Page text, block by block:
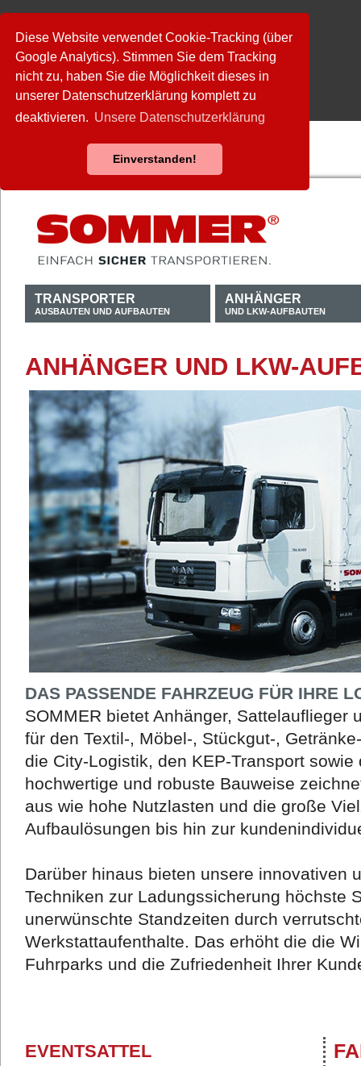
Diese Website verwendet Cookie-Tracking (über
Google Analytics). Stimmen Sie dem Tracking
nicht zu, haben Sie die Möglichkeit dieses in
unserer Datenschutzerklärung komplett zu
deaktivieren. Unsere Datenschutzerklärung
Einverstanden!
TRANSPORTER
AUSBAUTEN UND AUFBAUTEN
ANHÄNGER
UND LKW-AUFBAUTEN
ANHÄNGER UND LKW-
DAS PASSENDE FAHRZEUG FÜR IHRE
SOMMER bietet Anhänger, Sattelauflieger
für den Textil-, Möbel-, Stückgut-,
die City-Logistik, den KEP-Transport
hochwertige und robuste Bauweise
aus wie hohe Nutzlasten und die große
Aufbaulösungen bis hin zur
Darüber hinaus bieten unsere innovativen
Techniken zur Ladungssicherung höchste
unerwünschte Standzeiten durch
Werkstattaufenthalte. Das erhöht die die
Fuhrparks und die Zufriedenheit Ihrer
EVENTSATTEL